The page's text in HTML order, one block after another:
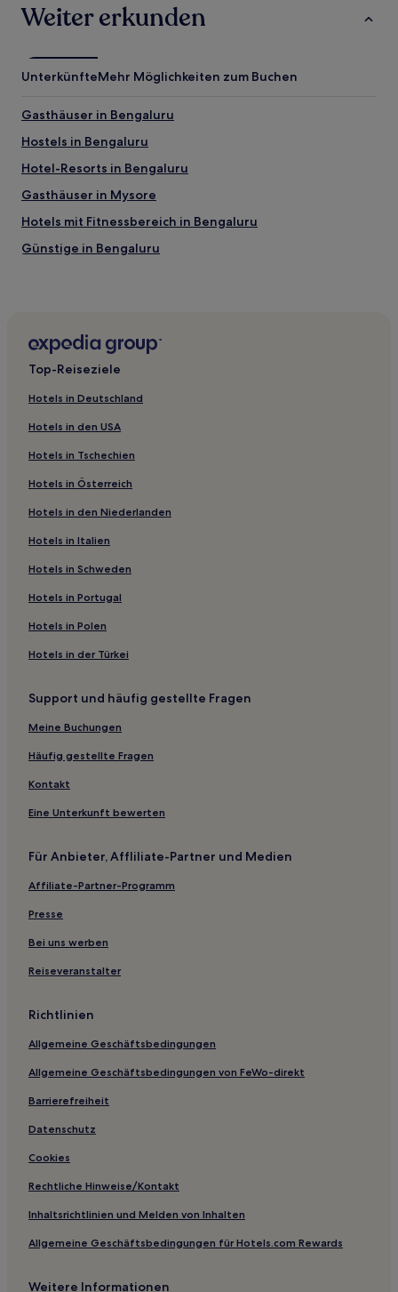
Weiter erkunden
UnterkünfteMehr Möglichkeiten zum Buchen
Gasthäuser in Bengaluru
Hostels in Bengaluru
Hotel-Resorts in Bengaluru
Gasthäuser in Mysore
Hotels mit Fitnessbereich in Bengaluru
Günstige in Bengaluru
Hotels mit inbegriffenem Frühstück in Bengaluru
Lgbtqia-Freundliche in Bengaluru
Hotels mit Parkplatz in Hoskote
Business in Karnataka
Hotels mit inbegriffenem Frühstück in Hassan
Hotels mit Parkplatz in Chikkajala
Luxus nahe Peenya
Hotels mit Küchenzeile nahe Church Street
Hotels mit Parkplatz nahe Church Street
Haustierfreundliche in Mysore
Hotels mit Pool in Mysore
Hotels mit inbegriffenem Frühstück in Munnekollal
Hotels nahe Bahnhof Bengaluru East
Hotels nahe St. John's Auditorium
Ramamurthy Nagar: Hotels
Hotels nahe Bahnhof Whitefield
Ashok Nagar: Hotels
Bengaluru Hotels
Hotels nahe Hebbal lake
Hotels nahe Station Yeshwantpur
Hotels nahe Bahnhof Yelahanka Junction
Hotels nahe Bangalore Aquarium
Jalahalli: Hotels
Kadugodi Plantation: Hotels
Munnekollal: Hotels
Palm Meadows: Hotels
Stage 1: Hotels
Stadtzentrum Bangalore: Hotels
Parangi Palaya: Hotels
Karnataka: Hotels
Begur: Hotels
Top-Reiseziele
Hotels in Deutschland
Hotels in den USA
Hotels in Tschechien
Hotels in Österreich
Hotels in den Niederlanden
Hotels in Italien
Hotels in Schweden
Hotels in Portugal
Hotels in Polen
Hotels in der Türkei
Support und häufig gestellte Fragen
Meine Buchungen
Häufig gestellte Fragen
Kontakt
Eine Unterkunft bewerten
Für Anbieter, Affliliate-Partner und Medien
Affiliate-Partner-Programm
Presse
Bei uns werben
Reiseveranstalter
Richtlinien
Allgemeine Geschäftsbedingungen
Allgemeine Geschäftsbedingungen von FeWo-direkt
Barrierefreiheit
Datenschutz
Cookies
Rechtliche Hinweise/Kontakt
Inhaltsrichtlinien und Melden von Inhalten
Allgemeine Geschäftsbedingungen für Hotels.com Rewards
Weitere Informationen